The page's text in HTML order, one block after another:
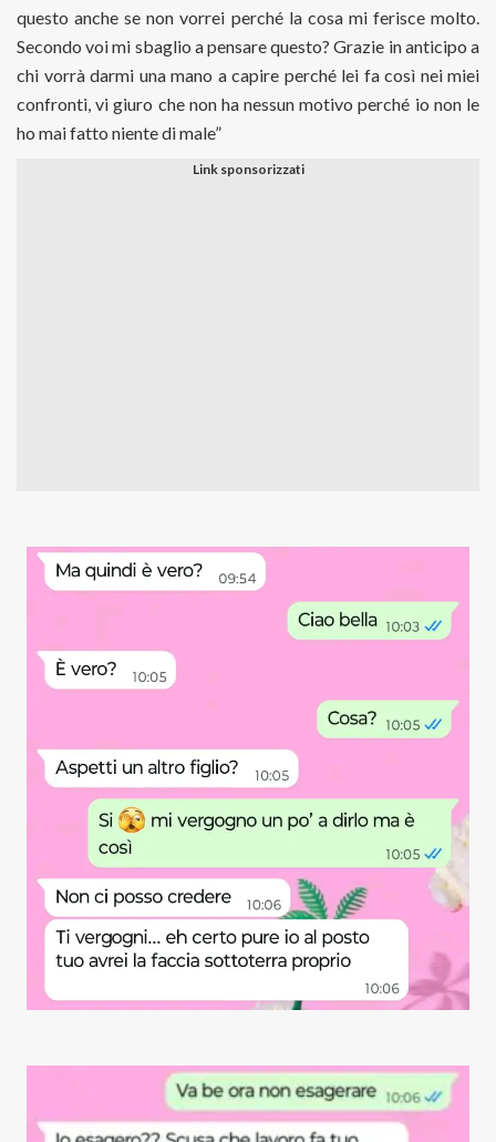
questo anche se non vorrei perché la cosa mi ferisce molto.
Secondo voi mi sbaglio a pensare questo? Grazie in anticipo a
chi vorrà darmi una mano a capire perché lei fa così nei miei
confronti, vi giuro che non ha nessun motivo perché io non le
ho mai fatto niente di male”